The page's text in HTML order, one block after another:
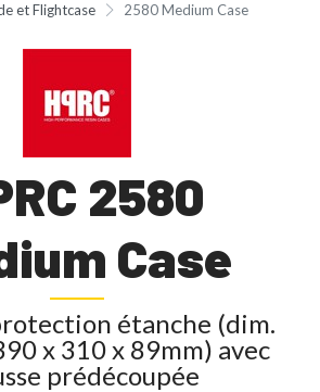
et Flightcase
2580 Medium Case
2580
Case
étanche (dim.
x 310 x 89mm) avec
prédécoupée